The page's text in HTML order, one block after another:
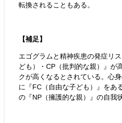
転換されることもある。
【補足】
エゴグラムと精神疾患の発症リ
ども）・CP（批判的な親）』が
クが高くなるとされている。心
に『FC（自由な子ども）』をあ
の『NP（擁護的な親）』の自我